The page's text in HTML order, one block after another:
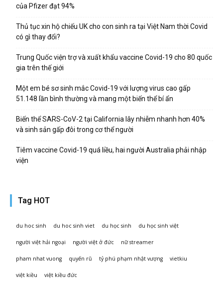
của Pfizer đạt 94%
Thủ tục xin hộ chiếu UK cho con sinh ra tại Việt Nam thời Covid
có gì thay đổi?
Trung Quốc viện trợ và xuất khẩu vaccine Covid-19 cho 80 quốc
gia trên thế giới
Một em bé sơ sinh mắc Covid-19 với lượng virus cao gấp
51.148 lần bình thường và mang một biến thể bí ẩn
Biến thể SARS-CoV-2 tại California lây nhiễm nhanh hơn 40%
và sinh sản gấp đôi trong cơ thể người
Tiêm vaccine Covid-19 quá liều, hai người Australia phải nhập
viện
Tag HOT
du hoc sinh du hoc sinh viet du học sinh du học sinh việt
người việt hải ngoại người việt ở đức nữ streamer
pham nhat vuong quyến rũ tỷ phú phạm nhật vượng vietkiu
việt kiều việt kiều đức